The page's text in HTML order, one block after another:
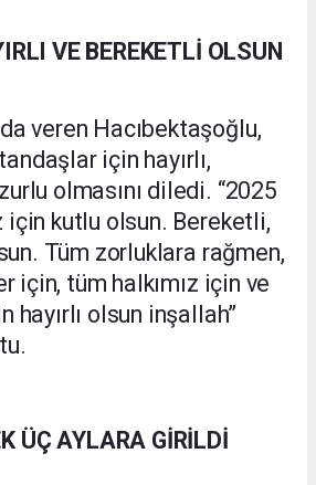
VE BEREKETLİ OLSUN
veren Hacıbektaşoğlu,
için hayırlı,
olmasını diledi. “2025
için kutlu olsun. Bereketli,
Tüm zorluklara rağmen,
için, tüm halkımız için ve
hayırlı olsun inşallah”
ÜÇ AYLARA GİRİLDİ